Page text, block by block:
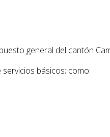
general del cantón
básicos; como: